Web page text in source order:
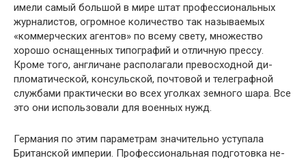
имели самый большой в мире штат профессиональ­ных
журналистов, огромное количество так называемых
«коммерческих агентов» по всему свету, множество
хорошо оснащенных типографий и отличную прессу.
Кроме того, англичане располагали превосходной ди­
пломатической, консульской, почтовой и телеграфной
службами практически во всех уголках земного шара. Все
это они использовали для военных нужд.
Германия по этим параметрам значительно уступала
Британской империи. Профессиональная подготовка не­